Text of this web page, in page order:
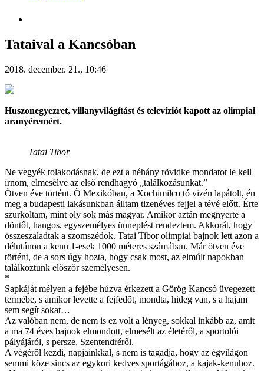
Tataival a Kancsóban
2018. december. 21., 10:46
Huszonegyezret, villanyvilágítást és televíziót kapott az olimpiai
aranyéremért.
Tatai Tibor
Ne vegyék tolakodásnak, de ezt a néhány rövidke mondatot le kell
írnom, elmesélve az első rendhagyó „találkozásunkat.”
Ötven éve történt. Ő Mexikóban, a Xochimilco tó vizén lapátolt, én
meg a budapesti lakásunkban álltam tizenéves fejjel a tévé előtt. Érte
szurkoltam, mint oly sok más magyar. Amikor aztán megnyerte a
döntőt, hangos, egyszemélyes ünneplést rendeztem. Akkorát, hogy
összeszaladtak a szomszédok. Tatai Tibor olimpiai bajnok lett azon a
délutánon a kenu 1-esek 1000 méteres számában. Már ötven éve
történt, de a sors úgy hozta, hogy csak most, az elmúlt napokban
találkoztunk először személyesen.
*
Sapkáját mélyen a fejébe húzva érkezett a Görög Kancsó üvegezett
termébe, s amikor levette a fejfedőt, mondta, hideg van, s a hajam
sem segít sokat…
Az valóban nem, de nem is ez volt a lényeg, sokkal inkább az, amit
a ma 74 éves bajnok elmondott, elmesélt az életéről, a sportolói
pályájáról, s persze, Szentendréről.
A végéről kezdi, napjainkkal, s nem is tagadja, hogy az égvilágon
semmi köze sincs az egykori kedves sportágához, a kajak-kenuhoz.